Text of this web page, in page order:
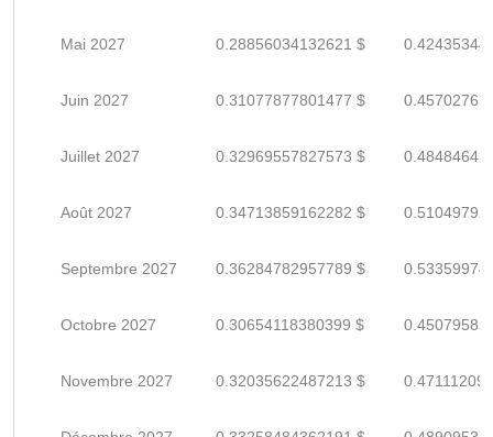
Mai 2027 0.28856034132621 $
Juin 2027 0.31077877801477 $
Juillet 2027 0.32969557827573 $
Août 2027 0.34713859162282 $
Septembre 2027 0.36284782957789 $
Octobre 2027 0.30654118380399 $
Novembre 2027 0.32035622487213 $